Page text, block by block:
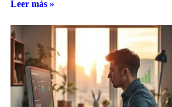
Leer más »